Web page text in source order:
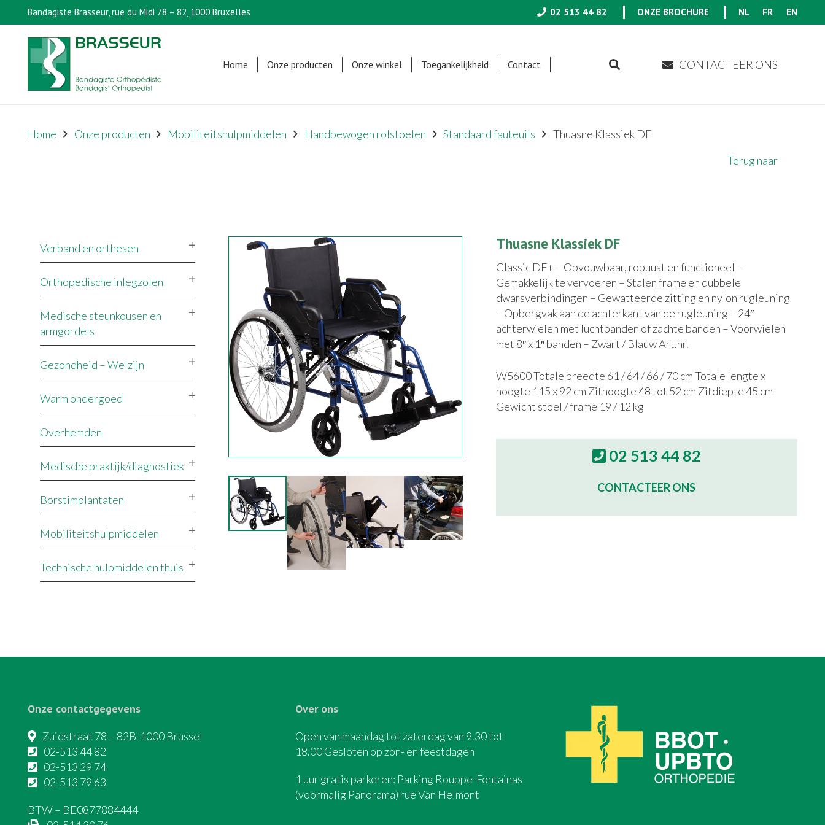
Bandagiste Brasseur, rue du Midi 78 – 82, 1000 Bruxelles 02 513 44 82 ONZE BROCHURE NL FR EN
Home Onze producten Onze winkel Toegankelijkheid Contact CONTACTEER ONS
Home Onze producten Mobiliteitshulpmiddelen Handbewogen rolstoelen Standaard fauteuils
Thuasne Klassiek DF
Terug naar
Verband en orthesen
Orthopedische inlegzolen
Medische steunkousen en
armgordels
Gezondheid – Welzijn
Warm ondergoed
Overhemden
Medische praktijk/diagnostiek
Borstimplantaten
Mobiliteitshulpmiddelen
Technische hulpmiddelen thuis
Thuasne Klassiek DF
Classic DF+ – Opvouwbaar, robuust en functioneel –
Gemakkelijk te vervoeren – Stalen frame en dubbele
dwarsverbindingen – Gewatteerde zitting en nylon rugleuning
– Opbergvak aan de achterkant van de rugleuning – 24″
achterwielen met luchtbanden of zachte banden – Voorwielen
met 8″ x 1″ banden – Zwart / Blauw Art.nr.
W5600 Totale breedte 61 / 64 / 66 / 70 cm Totale lengte x
hoogte 115 x 92 cm Zithoogte 48 tot 52 cm Zitdiepte 45 cm
Gewicht stoel / frame 19 / 12 kg
02 513 44 82
CONTACTEER ONS
Onze contactgegevens
Zuidstraat 78 – 82B-1000 Brussel
02-513 44 82
02-513 29 74
02-513 79 63
BTW – BE0877884444
Over ons
Open van maandag tot zaterdag van 9.30 tot
18.00 Gesloten op zon- en feestdagen
1 uur gratis parkeren: Parking Rouppe-Fontainas
(voormalig Panorama) rue Van Helmont